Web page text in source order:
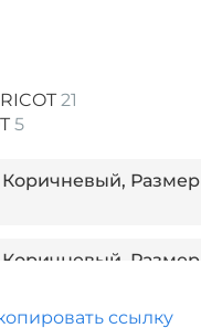
21
5
Размер
Размер
ссылку